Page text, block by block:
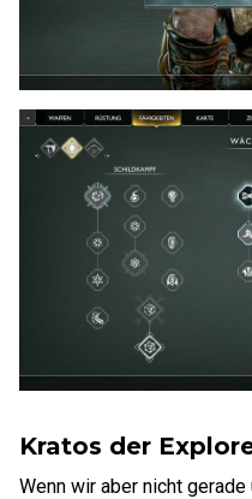
Kratos der
Wenn wir aber nicht